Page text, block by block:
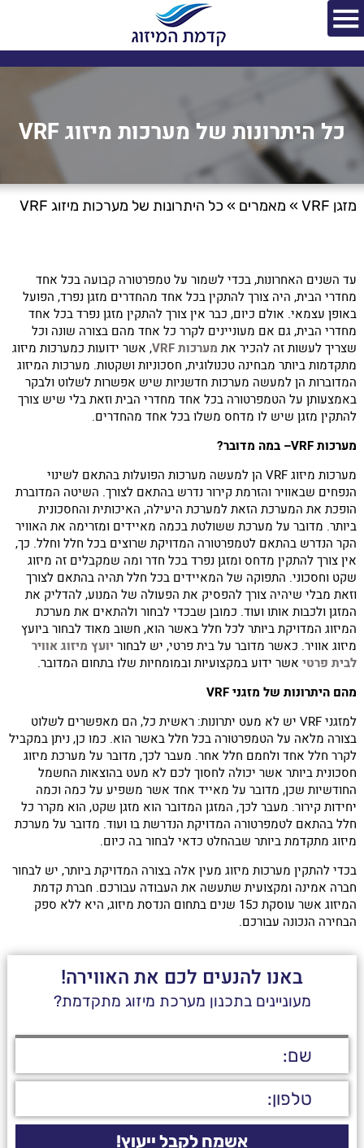
כל היתרונות של מערכות מיזוג VRF
מזגן VRF » מאמרים » כל היתרונות של מערכות מיזוג VRF
עד השנים האחרונות, בכדי לשמור על טמפרטורה קבועה בכל אחד
מחדרי הבית, היה צורך להתקין בכל אחד מהחדרים מזגן נפרד, הפועל
באופן עצמאי. אולם כיום, כבר אין צורך להתקין מזגן נפרד בכל אחד
מחדרי הבית, גם אם מעוניינים לקרר כל אחד מהם בצורה שונה וכל
שצריך לעשות זה להכיר את מערכותVRF, אשר ידועות כמערכות מיזוג
מתקדמות ביותר מבחינה טכנולוגית, חסכוניות ושקטות. מערכות המיזוג
המדוברות הן למעשה מערכות חדשניות שיש אפשרות לשלוט ולבקר
באמצעותן על הטמפרטורה בכל אחד מחדרי הבית וזאת בלי שיש צורך
להתקין מזגן שיש לו מדחס משלו בכל אחד מהחדרים.
מערכותVRF– במה מדובר?
מערכות מיזוג VRF הן למעשה מערכות הפועלות בהתאם לשינוי
הנפחים שבאוויר והזרמת קירור נדרש בהתאם לצורך. השיטה המדוברת
הופכת את המערכת הזאת למערכת היעילה, האיכותית והחסכונית
ביותר. מדובר על מערכת ששולטת בכמה מאיידים ומזרימה את האוויר
הקר הנדרש בהתאם לטמפרטורה המדויקת שרוצים בכל חלל וחלל. כך,
אין צורך להתקין מדחס ומזגן נפרד בכל חדר ומה שמקבלים זה מיזוג
שקט וחסכוני. התפוקה של המאיידים בכל חלל תהיה בהתאם לצורך
וזאת מבלי שיהיה צורך להפסיק את הפעולה של המנוע, להדליק את
המזגן ולכבות אותו ועוד. כמובן שבכדי לבחור ולהתאים את מערכת
המיזוג המדויקת ביותר לכל חלל באשר הוא, חשוב מאוד לבחור ביועץ
מיזוג אוויר. כאשר מדובר על בית פרטי, יש לבחור יועץ מיזוג אוויר
לבית פרטיאשר ידוע במקצועיות ובמומחיות שלו בתחום המדובר.
מהם היתרונות של מזגניVRF
למזגני VRF יש לא מעט יתרונות: ראשית כל, הם מאפשרים לשלוט
בצורה מלאה על הטמפרטורה בכל חלל באשר הוא. כמו כן, ניתן במקביל
לקרר חלל אחד ולחמם חלל אחר. מעבר לכך, מדובר על מערכת מיזוג
חסכונית ביותר אשר יכולה לחסוך לכם לא מעט בהוצאות החשמל
החודשיות שכן, מדובר על מאייד אחד אשר משפיע על כמה וכמה
יחידות קירור. מעבר לכך, המזגן המדובר הוא מזגן שקט, הוא מקרר כל
חלל בהתאם לטמפרטורה המדויקת הנדרשת בו ועוד. מדובר על מערכת
מיזוג מתקדמת ביותר שבהחלט כדאי לבחור בה כיום.
בכדי להתקין מערכות מיזוג מעין אלה בצורה המדויקת ביותר, יש לבחור
חברה אמינה ומקצועית שתעשה את העבודה עבורכם. חברת קדמת
המיזוג אשר עוסקת כ15 שנים בתחום הנדסת מיזוג, היא ללא ספק
הבחירה הנכונה עבורכם.
באנו להנעים לכם את האווירה!
מעוניינים בתכנון מערכת מיזוג מתקדמת?